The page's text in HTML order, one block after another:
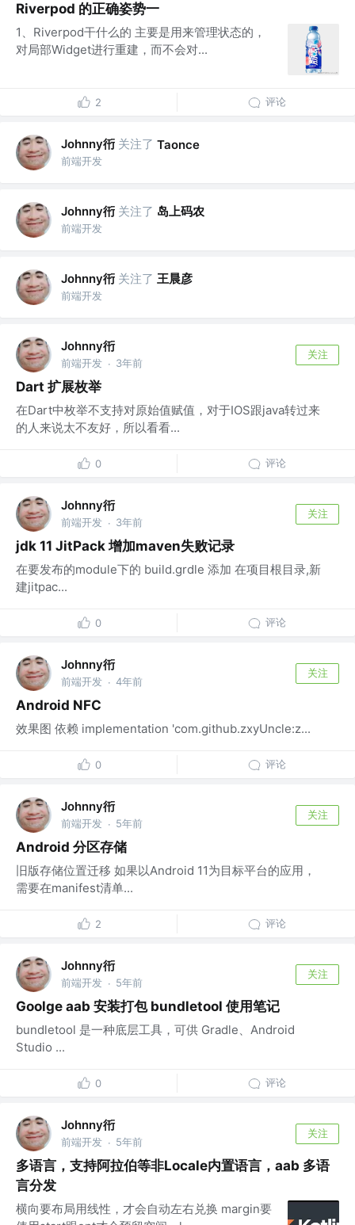
Riverpod 的正确姿势一
1、Riverpod干什么的 主要是用来管理状态的，
对局部Widget进行重建，而不会对...
2 评论
Johnny衎 关注了 Taonce
前端开发
Johnny衎 关注了 岛上码农
前端开发
Johnny衎 关注了 王晨彦
前端开发
Johnny衎
前端开发 · 3年前
关注
Dart 扩展枚举
在Dart中枚举不支持对原始值赋值，对于IOS跟java转过来
的人来说太不友好，所以看看...
0 评论
Johnny衎
前端开发 · 3年前
关注
jdk 11 JitPack 增加maven失败记录
在要发布的module下的 build.grdle 添加 在项目根目录,新
建jitpac...
0 评论
Johnny衎
前端开发 · 4年前
关注
Android NFC
效果图 依赖 implementation 'com.github.zxyUncle:z...
0 评论
Johnny衎
前端开发 · 5年前
关注
Android 分区存储
旧版存储位置迁移 如果以Android 11为目标平台的应用，
需要在manifest清单...
2 评论
Johnny衎
前端开发 · 5年前
关注
Goolge aab 安装打包 bundletool 使用笔记
bundletool 是一种底层工具，可供 Gradle、Android
Studio ...
0 评论
Johnny衎
前端开发 · 5年前
关注
多语言，支持阿拉伯等非Locale内置语言，aab 多语
言分发
横向要布局用线性，才会自动左右兑换 margin要